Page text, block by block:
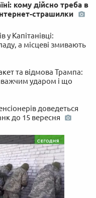
кому дійсно треба в
страшилки
у Капітанівці:
а місцеві змивають
та відмова Трампа:
ударом і що
доведеться
до 15 вересня